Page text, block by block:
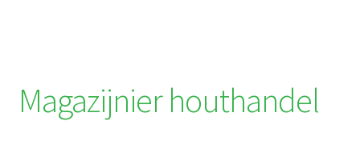
Magazijnier houthandel